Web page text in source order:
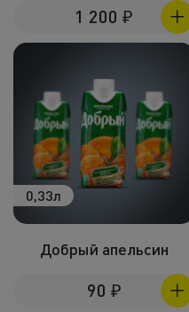
1 200 ₽
0,33л
Добрый апельсин
90 ₽